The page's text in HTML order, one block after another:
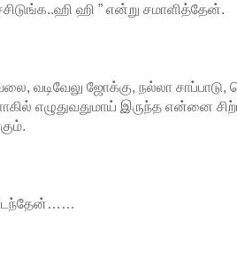
ஹி ” என்று சமாளித்தேன்.
வடிவேலு ஜோக்கு, நல்லா
எழுதுவதுமாய் இருந்த என்னை